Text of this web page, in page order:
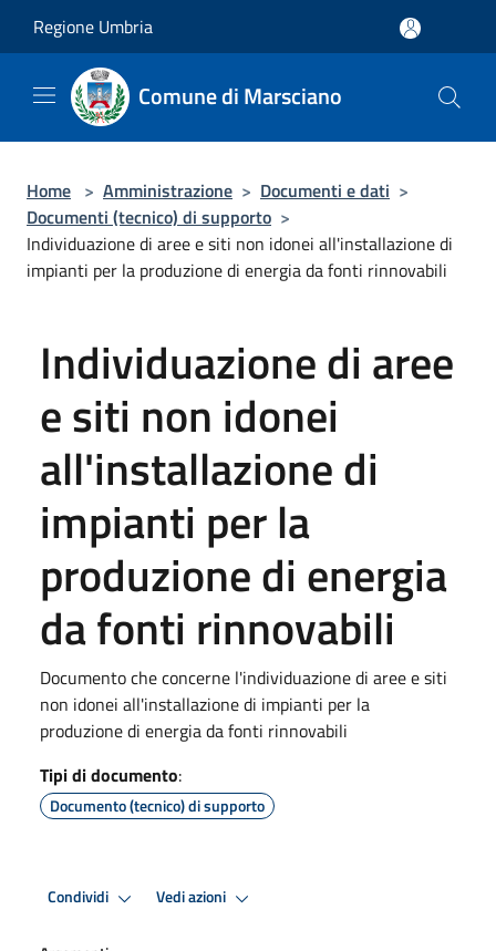
Regione Umbria
Comune di Marsciano
Home > Amministrazione > Documenti e dati >
Documenti (tecnico) di supporto >
Individuazione di aree e siti non idonei all'installazione di
impianti per la produzione di energia da fonti rinnovabili
Individuazione di aree
e siti non idonei
all'installazione di
impianti per la
produzione di energia
da fonti rinnovabili
Documento che concerne l'individuazione di aree e siti
non idonei all'installazione di impianti per la
produzione di energia da fonti rinnovabili
Tipi di documento:
Documento (tecnico) di supporto
Condividi Vedi azioni